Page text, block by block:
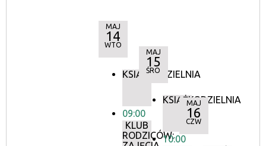
MAJ
14
WTO
KSIĄŻKODZIELNIA
09:00
KLUB
RODZICÓW:
MAJ
15
ŚRO
KSIĄŻKODZIELNIA
10:00
MAJ
16
CZW